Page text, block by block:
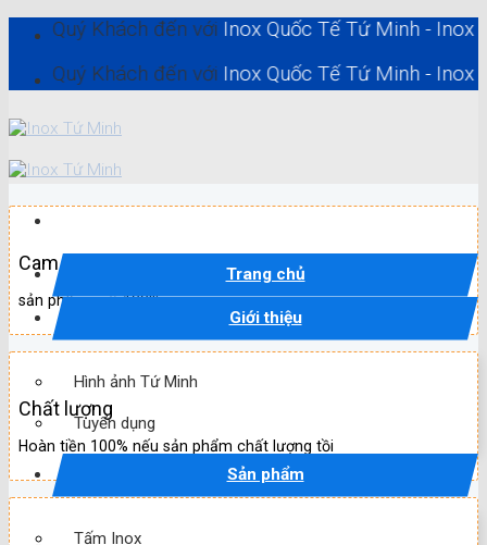
content
Khách đến vớiInox Quốc Tế Tứ Minh - Inox Hồ Chí
Khách đến vớiInox Quốc Tế Tứ Minh - Inox Hồ Chí
Trang chủ
Giới thiệu
Hình ảnh Tứ Minh
Tuyển dụng
Sản phẩm
Tấm Inox
Cam kết
sản phẩm mới 100%
Chất lượng
Hoàn tiền 100% nếu sản phẩm chất lượng tồi